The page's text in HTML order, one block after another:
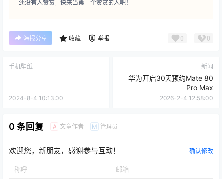
还没有人赞赏，快来当第一个赞赏的人吧！
海报分享 收藏 举报 0 0
手机壁纸
2024-8-4 10:13:00
新闻
华为开启30天预约Mate 80
Pro Max
2026-2-4 12:58:00
0 条回复 A 文章作者 M 管理员
欢迎您，新朋友，感谢参与互动！ 确认修改